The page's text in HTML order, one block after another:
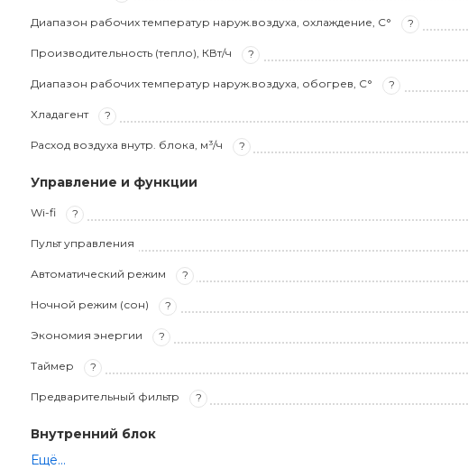
Диапазон рабочих температур наруж.воздуха, охлаждение, С° ?
Производительность (тепло), КВт/ч ?
Диапазон рабочих температур наруж.воздуха, обогрев, С° ?
Хладагент ?
Расход воздуха внутр. блока, м³/ч ?
Управление и функции
Wi-fi ?
Пульт управления
Автоматический режим ?
Ночной режим (сон) ?
Экономия энергии ?
Таймер ?
Предварительный фильтр ?
Внутренний блок
Ещё...